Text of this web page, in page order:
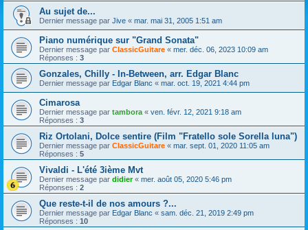
Au sujet de...
Dernier message par Jive « mar. mai 31, 2005 1:51 am
Piano numérique sur "Grand Sonata"
Dernier message par ClassicGuitare « mer. déc. 06, 2023 10:09 am
Réponses : 3
Gonzales, Chilly - In-Between, arr. Edgar Blanc
Dernier message par Edgar Blanc « mar. oct. 19, 2021 4:44 pm
Cimarosa
Dernier message par tambora « ven. févr. 12, 2021 9:18 am
Réponses : 3
Riz Ortolani, Dolce sentire (Film "Fratello sole Sorella luna")
Dernier message par ClassicGuitare « mar. sept. 01, 2020 11:05 am
Réponses : 5
Vivaldi - L'été 3ième Mvt
Dernier message par didier« mer. août 05, 2020 5:46 pm
Réponses : 2
Que reste-t-il de nos amours ?...
Dernier message par Edgar Blanc « sam. déc. 21, 2019 2:49 pm
Réponses : 10